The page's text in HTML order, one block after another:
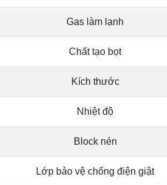
Gas làm lạnh
Chất tạo bọt
Kích thước
Nhiệt độ
Block nén
Lớp bảo vệ chống điện giật